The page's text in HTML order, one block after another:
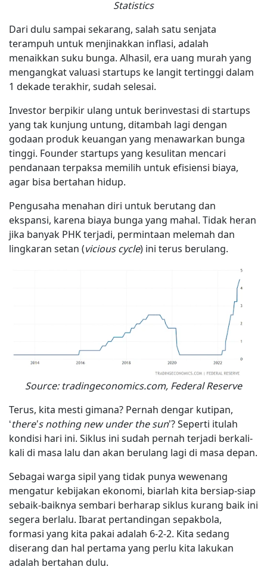
Statistics
Dari dulu sampai sekarang, salah satu senjata
terampuh untuk menjinakkan inflasi, adalah
menaikkan suku bunga. Alhasil, era uang murah yang
mengangkat valuasi startups ke langit tertinggi dalam
1 dekade terakhir, sudah selesai.
Investor berpikir ulang untuk berinvestasi di startups
yang tak kunjung untung, ditambah lagi dengan
godaan produk keuangan yang menawarkan bunga
tinggi. Founder startups yang kesulitan mencari
pendanaan terpaksa memilih untuk efisiensi biaya,
agar bisa bertahan hidup.
Pengusaha menahan diri untuk berutang dan
ekspansi, karena biaya bunga yang mahal. Tidak heran
jika banyak PHK terjadi, permintaan melemah dan
lingkaran setan (vicious cycle) ini terus berulang.
Source: tradingeconomics.com, Federal Reserve
Terus, kita mesti gimana? Pernah dengar kutipan,
‘there’s nothing new under the sun’? Seperti itulah
kondisi hari ini. Siklus ini sudah pernah terjadi berkali-
kali di masa lalu dan akan berulang lagi di masa depan.
Sebagai warga sipil yang tidak punya wewenang
mengatur kebijakan ekonomi, biarlah kita bersiap-siap
sebaik-baiknya sembari berharap siklus kurang baik ini
segera berlalu. Ibarat pertandingan sepakbola,
formasi yang kita pakai adalah 6-2-2. Kita sedang
diserang dan hal pertama yang perlu kita lakukan
adalah bertahan dulu.